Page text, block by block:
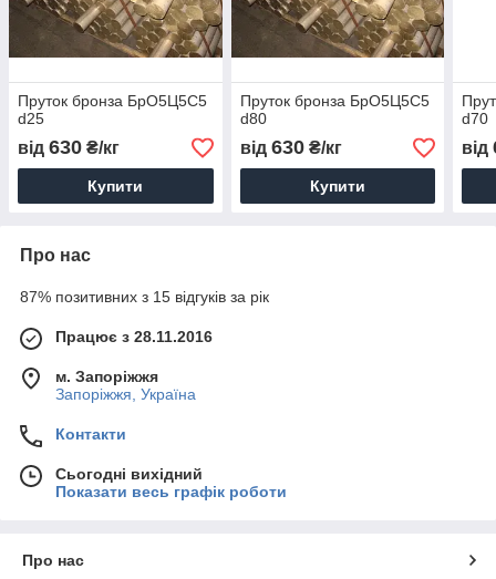
Пруток бронза БрО5Ц5С5
d25
від 630 ₴/кг
Купити
Пруток бронза БрО5Ц5С5
d80
від 630₴/кг
Купити
d70
від
Про нас
87% позитивних з 15 відгуків за рік
Працює з 28.11.2016
м. Запоріжжя
Запоріжжя, Україна
Контакти
Сьогодні вихідний
Показати весь графік роботи
Про нас